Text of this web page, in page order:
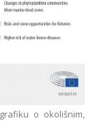
o okolišnim,